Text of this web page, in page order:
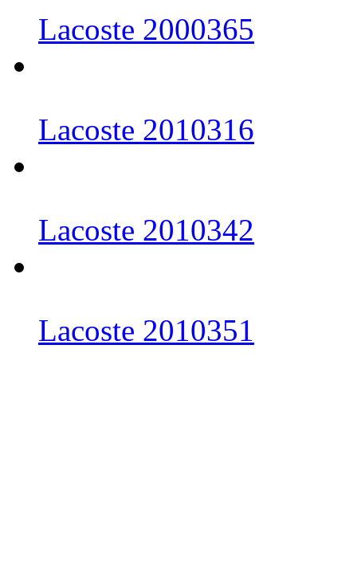
Lacoste 2000365
Lacoste 2010316
Lacoste 2010342
Lacoste 2010351